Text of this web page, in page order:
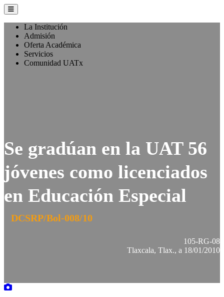
La Institución
Admisión
Oferta Académica
Servicios
Comunidad UATx
Se gradúan en la UAT 56
jóvenes como licenciados
en Educación Especial
DCSRP/Bol-008/10
105-RG-08
Tlaxcala, Tlax., a 18/01/2010